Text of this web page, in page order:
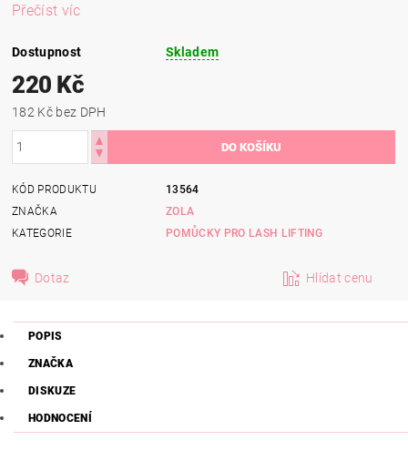
Přečíst víc
Dostupnost Skladem
220 Kč
182 Kč bez DPH
KÓD PRODUKTU
13564
ZNAČKA
ZOLA
KATEGORIE
POMŮCKY PRO LASH LIFTING
Dotaz Hlídat cenu
POPIS
ZNAČKA
DISKUZE
HODNOCENÍ